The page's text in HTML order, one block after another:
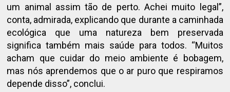
um animal assim tão de perto. Achei muito legal”,
conta, admirada, explicando que durante a caminhada
ecológica que uma natureza bem preservada
significa também mais saúde para todos. “Muitos
acham que cuidar do meio ambiente é bobagem,
mas nós aprendemos que o ar puro que respiramos
depende disso”, conclui.